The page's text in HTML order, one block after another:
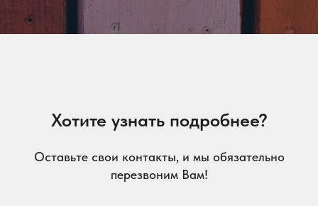
Хотите узнать подробнее?
Оставьте свои контакты, и мы обязательно
перезвоним Вам!